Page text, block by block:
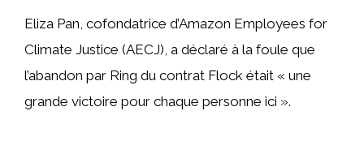
Eliza Pan, cofondatrice d’Amazon Employees for
Climate Justice (AECJ), a déclaré à la foule que
l’abandon par Ring du contrat Flock était « une
grande victoire pour chaque personne ici ».